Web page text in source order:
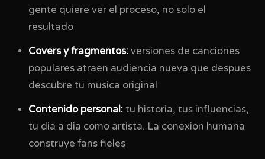
gente quiere ver el proceso, no solo el
resultado
Covers y fragmentos: versiones de canciones
populares atraen audiencia nueva que despues
descubre tu musica original
Contenido personal: tu historia, tus influencias,
tu dia a dia como artista. La conexion humana
construye fans fieles